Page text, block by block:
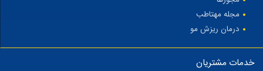
مجله مهتاطب
درمان ریزش مو
خدمات مشتریان